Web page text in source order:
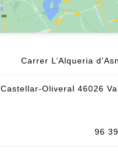
Carrer L’Alqueria
Castellar-Oliveral 46026
96